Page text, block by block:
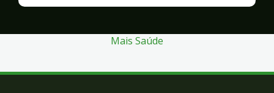
Mais Saúde